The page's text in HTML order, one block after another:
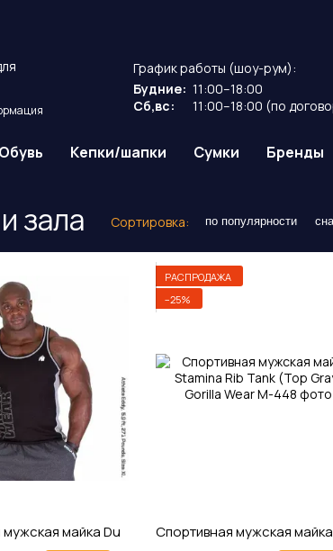
График работы (шоу-рум):
Будние: 11:00–18:00
Сб,вс:
11:00–18:00 (по
Обувь Кепки/шапки Сумки Бренды
зала Сортировка: по популярности
РАСПРОДАЖА
−25%